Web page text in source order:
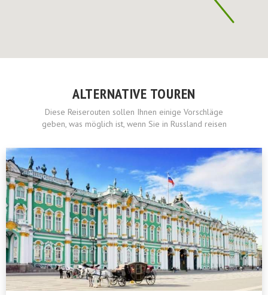
ALTERNATIVE TOUREN
Diese Reiserouten sollen Ihnen einige Vorschläge
geben, was möglich ist, wenn Sie in Russland reisen